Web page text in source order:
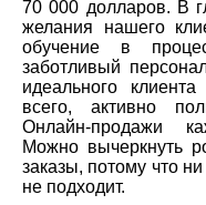
70 000 долларов. В
желания нашего
обучение в
заботливый
идеального
всего, активно
Онлайн-продажи
Можно вычеркнуть
заказы, потому что
не подходит.